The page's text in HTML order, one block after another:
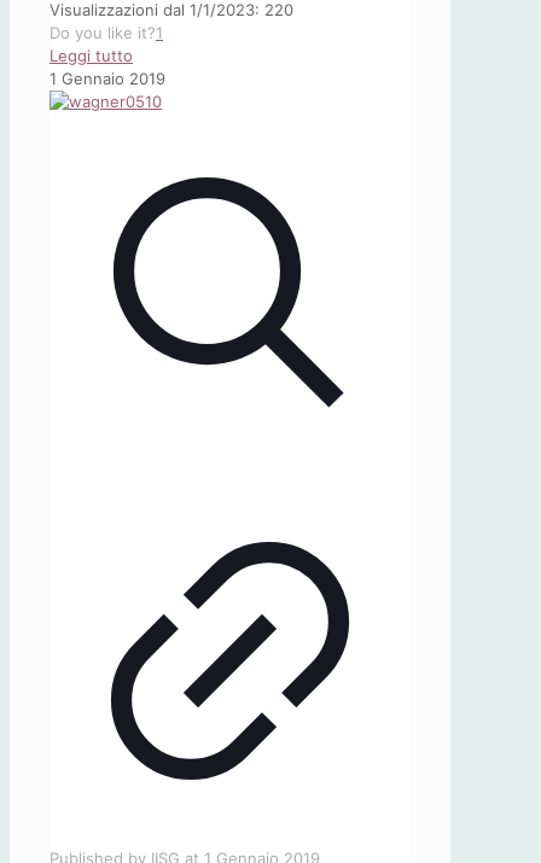
Visualizzazioni dal 1/1/2023: 220
Do you like it?1
Leggi tutto
Johann
Joachim
della
percezione
1 Gennaio 2019
Published by IISG at 1 Gennaio 2019